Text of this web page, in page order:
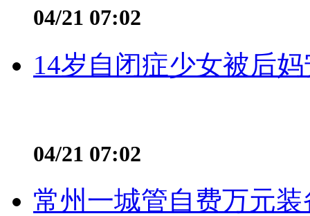
04/21 07:02
14岁自闭症少女被后
04/21 07:02
常州一城管自费万元